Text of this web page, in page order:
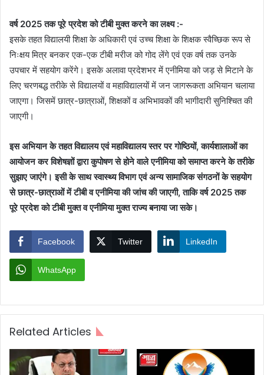
वर्ष 2025 तक पूरे प्रदेश को टीबी मुक्त करने का लक्ष्य :-
इसके तहत विद्यालयी शिक्षा के अधिकारी एवं उच्च शिक्षा के शिक्षक स्वैच्छिक रूप से
निःक्षय मित्र बनकर एक-एक टीबी मरीज को गोद लेंगे एवं एक वर्ष तक उनके
उपचार में सहयोग करेंगे। इसके अलावा प्रदेशभर में एनीमिया को जड़ से मिटाने के
लिए चरणबद्ध तरीके से विद्यालयों व महाविद्यालयों में जन जागरूकता अभियान चलाया
जाएगा। जिसमें छात्र-छात्राओं, शिक्षकों व अभिभावकों की भागीदारी सुनिश्चित की
जाएगी।
इस अभियान के तहत विद्यालय एवं महाविद्यालय स्तर पर गोष्ठियों, कार्यशालाओं का
आयोजन कर विशेषज्ञों द्वारा कुपोषण से होने वाले एनीमिया को समाप्त करने के तरीके
सुझाए जाएंगे। इसी के साथ स्वास्थ्य विभाग एवं अन्य सामाजिक संगठनों के सहयोग
से छात्र-छात्राओं में टीबी व एनीमिया की जांच की जाएगी, ताकि वर्ष 2025 तक
पूरे प्रदेश को टीबी मुक्त व एनीमिया मुक्त राज्य बनाया जा सके।
Facebook Twitter LinkedIn
WhatsApp
Related Articles